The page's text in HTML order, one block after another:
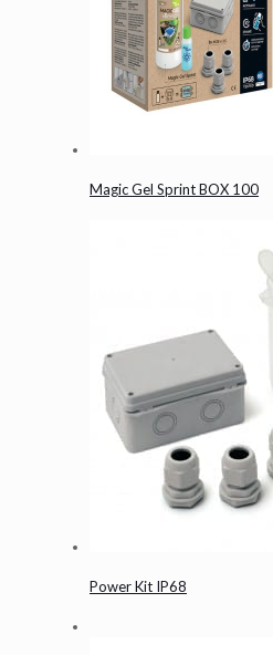
Magic Gel Sprint BOX 100
Power Kit IP68